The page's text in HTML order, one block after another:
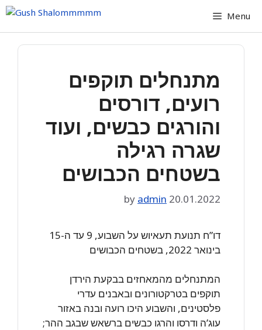
Skip
content
Menu
מתנחלים תוקפים
רועים, דורסים
והורגים כבשים, ועוד
שגרה רגילה
בשטחים הכבושים
20.01.2022
by admin
דו”ח תנועת תעאיוש על השבוע, 9 עד ה-15
בינואר 2022, בשטחים הכבושים
המתנחלים מהמאחזים בבקעת הירדן
תוקפים בטרקטורונים ובאבנים עדרי
פלסטינים, והשבוע היכו רועה ובנה באזור
עוג’ה ודרסו והרגו כבשים ברשאש שבגב ההר;